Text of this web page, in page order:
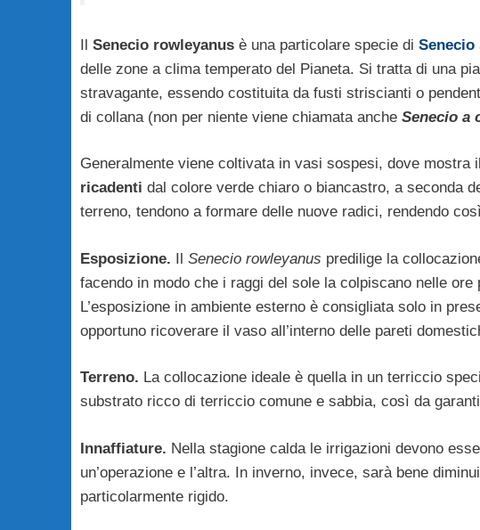
Il Senecio rowleyanus è una particolare specie di Senecio
delle zone a clima temperato del Pianeta. Si tratta di una
stravagante, essendo costituita da fusti striscianti o
di collana (non per niente viene chiamata anche Senecio a
Generalmente viene coltivata in vasi sospesi, dove mostra
ricadenti dal colore verde chiaro o biancastro, a seconda
terreno, tendono a formare delle nuove radici, rendendo
Esposizione. Il Senecio rowleyanus predilige la
facendo in modo che i raggi del sole la colpiscano nelle
L’esposizione in ambiente esterno è consigliata solo in
opportuno ricoverare il vaso all’interno delle pareti
Terreno. La collocazione ideale è quella in un terriccio
substrato ricco di terriccio comune e sabbia, così da
Innaffiature. Nella stagione calda le irrigazioni devono
un’operazione e l’altra. In inverno, invece, sarà bene
particolarmente rigido.